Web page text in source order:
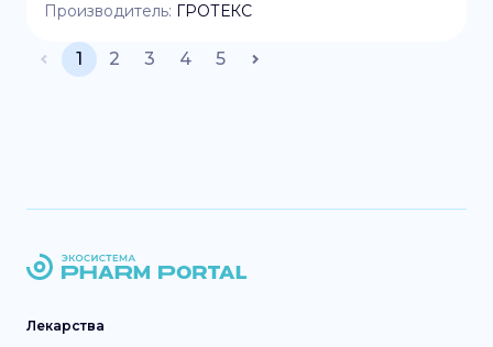
Производитель: ГРОТЕКС
1 2 3 4 5
Лекарства